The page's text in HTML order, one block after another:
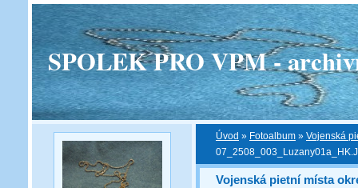
SPOLEK PRO VPM -
Úvod » Fotoalbum » Vojenská
Vojenská pietní místa